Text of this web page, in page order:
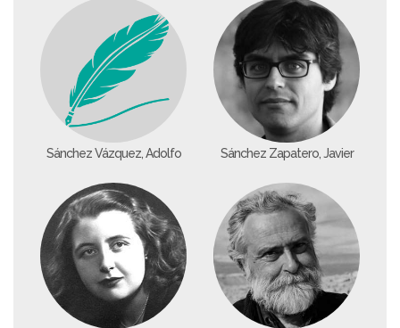
Sánchez Vázquez, Adolfo Sánchez Zapatero, Javier